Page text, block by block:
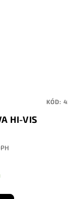
HI-VIS
KÓD: